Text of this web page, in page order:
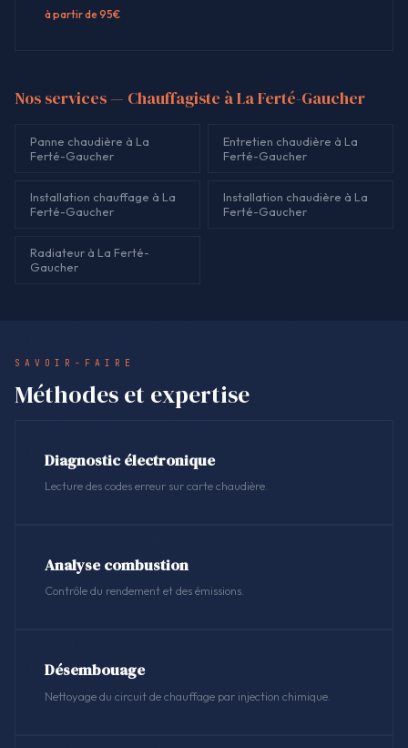
à partir de 95€
Nos services — Chauffagiste à La Ferté-Gaucher
Panne chaudière à La
Ferté-Gaucher
Entretien chaudière à La
Ferté-Gaucher
Installation chauffage à La
Ferté-Gaucher
Installation chaudière à La
Ferté-Gaucher
Radiateur à La Ferté-
Gaucher
SAVOIR-FAIRE
Méthodes et expertise
Diagnostic électronique
Lecture des codes erreur sur carte chaudière.
Analyse combustion
Contrôle du rendement et des émissions.
Désembouage
Nettoyage du circuit de chauffage par injection chimique.